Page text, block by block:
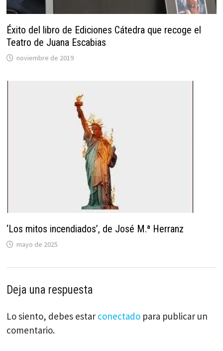
Éxito del libro de Ediciones Cátedra que recoge el
Teatro de Juana Escabias
noviembre de 2019
‘Los mitos incendiados’, de José M.ª Herranz
mayo de 2025
Deja una respuesta
Lo siento, debes estar conectado para publicar un
comentario.